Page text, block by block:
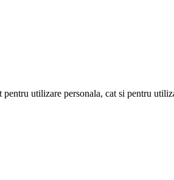
utilizare personala, cat si pentru